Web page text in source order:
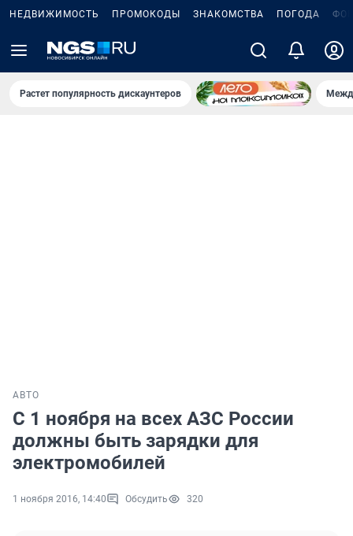
НЕДВИЖИМОСТЬ ПРОМОКОДЫ ЗНАКОМСТВА ПОГОДА
Растет популярность дискаунтеров
АВТО
С 1 ноября на всех АЗС России
должны быть зарядки для
электромобилей
1 ноября 2016, 14:40 Обсудить 320